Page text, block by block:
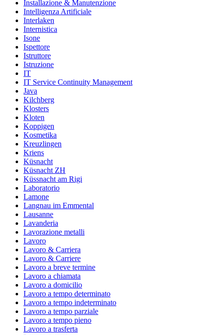
Installazione & Manutenzione
Intelligenza Artificiale
Interlaken
Internistica
Isone
Ispettore
Istruttore
Istruzione
IT
IT Service Continuity Management
Java
Kilchberg
Klosters
Kloten
Koppigen
Kosmetika
Kreuzlingen
Kriens
Küsnacht
Küsnacht ZH
Küssnacht am Rigi
Laboratorio
Lamone
Langnau im Emmental
Lausanne
Lavanderia
Lavorazione metalli
Lavoro
Lavoro & Carriera
Lavoro & Carriere
Lavoro a breve termine
Lavoro a chiamata
Lavoro a domicilio
Lavoro a tempo determinato
Lavoro a tempo indeterminato
Lavoro a tempo parziale
Lavoro a tempo pieno
Lavoro a trasferta